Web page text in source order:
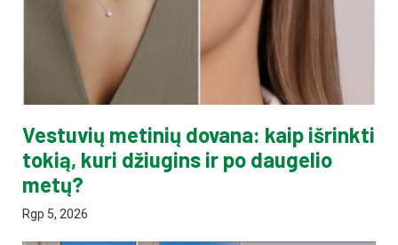
Vestuvių metinių dovana: kaip išrinkti
tokią, kuri džiugins ir po daugelio
metų?
Rgp 5, 2026